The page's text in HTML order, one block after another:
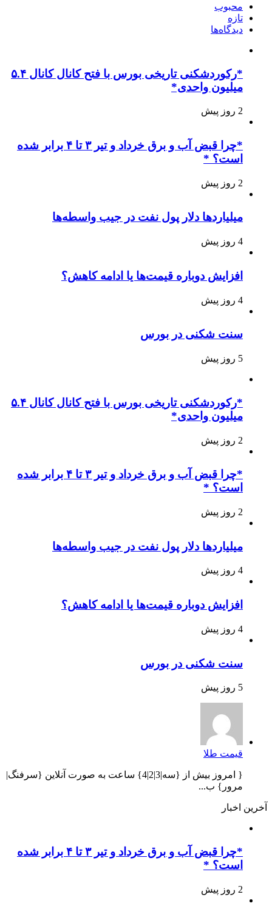
محبوب
تازه
دیدگاه‌ها
*رکوردشکنی تاریخی بورس با فتح کانال کانال ۵.۴
میلیون واحدی*
2 روز پیش
*چرا قبض آب و برق خرداد و تیر ۳ تا ۴ برابر شده
است؟ *
2 روز پیش
میلیاردها دلار پول نفت در جیب واسطه‌ها
4 روز پیش
افزایش دوباره قیمت‌ها یا ادامه کاهش؟
4 روز پیش
سنت شکنی در بورس
5 روز پیش
*رکوردشکنی تاریخی بورس با فتح کانال کانال ۵.۴
میلیون واحدی*
2 روز پیش
*چرا قبض آب و برق خرداد و تیر ۳ تا ۴ برابر شده
است؟ *
2 روز پیش
میلیاردها دلار پول نفت در جیب واسطه‌ها
4 روز پیش
افزایش دوباره قیمت‌ها یا ادامه کاهش؟
4 روز پیش
سنت شکنی در بورس
5 روز پیش
قیمت طلا
{ امروز بیش از {سه|3|2|4} ساعت به صورت آنلاین {سرفنگ|
مرور} ب...
آخرین اخبار
*چرا قبض آب و برق خرداد و تیر ۳ تا ۴ برابر شده
است؟ *
2 روز پیش